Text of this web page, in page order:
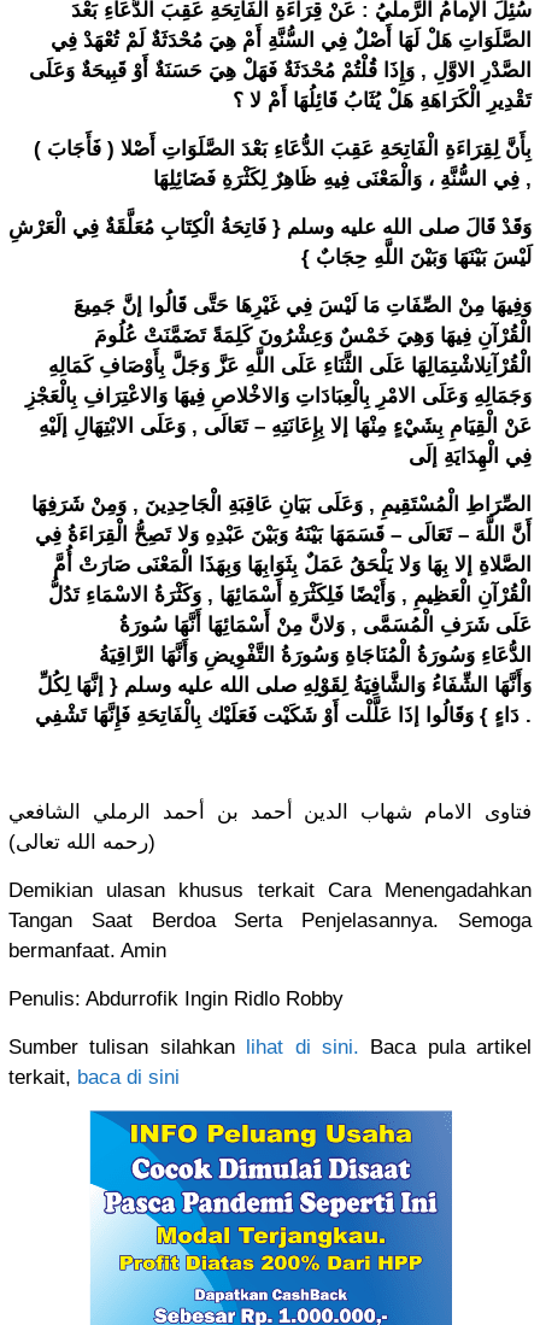
الصَّلَوَاتِ هَلْ لَهَا أَصْلٌ فِي السُّنَّةِ أَمْ هِيَ مُحْدَثَةٌ لَمْ تُعْهَدْ فِي
الصَّدْرِ الاوَّلِ , وَإِذَا قُلْتُمْ مُحْدَثَةٌ فَهَلْ هِيَ حَسَنَةٌ أَوْ قَبِيحَةٌ وَعَلَى
تَقْدِيرِ الْكَرَاهَةِ هَلْ يُثَابُ قَائِلُهَا أَمْ لا ؟
( فَأَجَابَ ) بِأَنَّ لِقِرَاءَةِ الْفَاتِحَةِ عَقِبَ الدُّعَاءِ بَعْدَ الصَّلَوَاتِ أَصْلا
فِي السُّنَّةِ ، وَالْمَعْنَى فِيهِ ظَاهِرٌ لِكَثْرَةِ فَضَائِلِهَا ,
وَقَدْ قَالَ صلى الله عليه وسلم { فَاتِحَةُ الْكِتَابِ مُعَلَّقَةٌ فِي الْعَرْشِ
لَيْسَ بَيْنَهَا وَبَيْنَ اللَّهِ حِجَابٌ }
وَفِيهَا مِنْ الصِّفَاتِ مَا لَيْسَ فِي غَيْرِهَا حَتَّى قَالُوا إنَّ جَمِيعَ
الْقُرْآنِ فِيهَا وَهِيَ خَمْسٌ وَعِشْرُونَ كَلِمَةً تَضَمَّنَتْ عُلُومَ
الْقُرْآنِلاشْتِمَالِهَا عَلَى الثَّنَاءِ عَلَى اللَّهِ عَزَّ وَجَلَّ بِأَوْصَافِ كَمَالِهِ
وَجَمَالِهِ وَعَلَى الامْرِ بِالْعِبَادَاتِ وَالاخْلاصِ فِيهَا وَالاعْتِرَافِ بِالْعَجْزِ
عَنْ الْقِيَامِ بِشَيْءٍ مِنْهَا إلا بِإِعَانَتِهِ – تَعَالَى , وَعَلَى الابْتِهَالِ إلَيْهِ
فِي الْهِدَايَةِ إلَى
الصِّرَاطِ الْمُسْتَقِيمِ , وَعَلَى بَيَانِ عَاقِبَةِ الْجَاحِدِينَ , وَمِنْ شَرَفِهَا
أَنَّ اللَّهَ – تَعَالَى – قَسَمَهَا بَيْنَهُ وَبَيْنَ عَبْدِهِ وَلا تَصِحُّ الْقِرَاءَةُ فِي
الصَّلاةِ إلا بِهَا وَلا يَلْحَقُ عَمَلٌ بِثَوَابِهَا وَبِهَذَا الْمَعْنَى صَارَتْ أُمَّ
الْقُرْآنِ الْعَظِيمِ , وَأَيْضًا فَلِكَثْرَةِ أَسْمَائِهَا , وَكَثْرَةُ الاسْمَاءِ تَدُلُّ
عَلَى شَرَفِ الْمُسَمَّى , وَلانَّ مِنْ أَسْمَائِهَا أَنَّهَا سُورَةُ
الدُّعَاءِ وَسُورَةُ الْمُنَاجَاةِ وَسُورَةُ التَّفْوِيضِ وَأَنَّهَا الرَّاقِيَةُ
وَأَنَّهَا الشِّفَاءُ وَالشَّافِيَةُ لِقَوْلِهِ صلى الله عليه وسلم { إنَّهَا لِكُلِّ
دَاءٍ } وَقَالُوا إذَا عَلَّلْت أَوْ شَكَيْت فَعَلَيْك بِالْفَاتِحَةِ فَإِنَّهَا تَشْفِي .
فتاوى الامام شهاب الدين أحمد بن أحمد الرملي الشافعي
(رحمه الله تعالى)
Demikian ulasan khusus terkait Cara Menengadahkan
Tangan Saat Berdoa Serta Penjelasannya. Semoga
bermanfaat. Amin
Penulis: Abdurrofik Ingin Ridlo Robby
Sumber tulisan silahkan lihat di sini. Baca pula artikel
terkait, baca di sini